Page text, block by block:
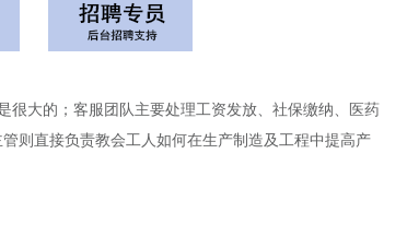
大的；客服团队主要处理工资发放、社保缴纳、医药
则直接负责教会工人如何在生产制造及工程中提高产